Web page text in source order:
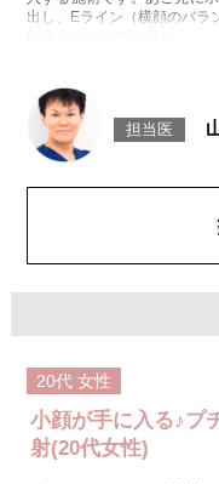
出し、Eライン（横顔のバラ
印象をシャープに見せたい
リスク、副作用：施術後に
生じることがありますが、
た、稀にアレルギー反応、
結節が生じる可能性があり
費用：
レスチレンリフト※横浜院限
クレヴィエルコントア
ボリューマ 131,800円(税込)
担当医
20代 女性
小顔が手に入る♪プ
射(20代女性)